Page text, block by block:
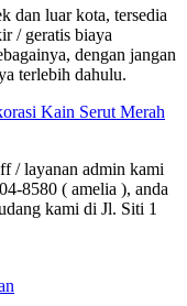
dan luar kota, tersedia
/ geratis biaya
dengan jangan
terlebih dahulu.
Kain Serut Merah
/ layanan admin kami
8580 ( amelia ), anda
kami di Jl. Siti 1